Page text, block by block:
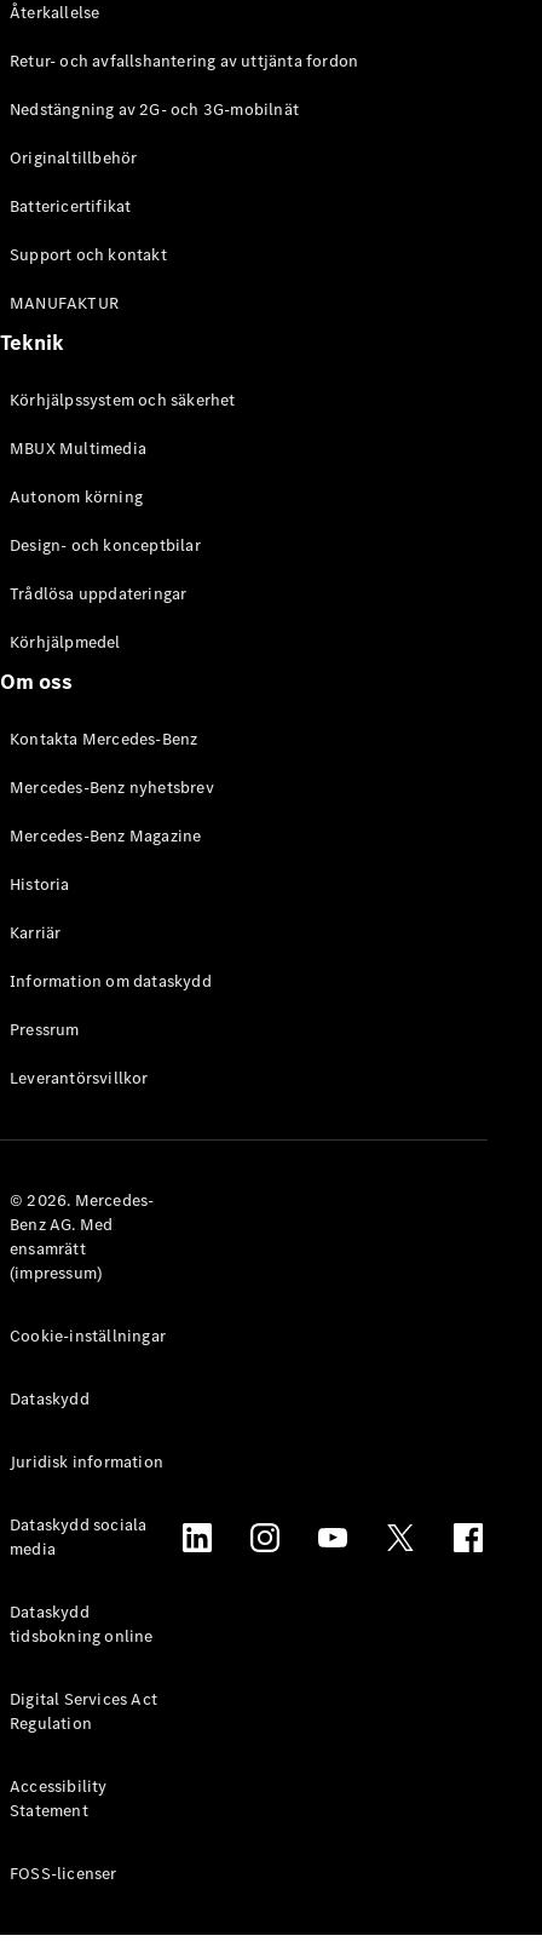
Benz Online
Store
Cabriolet / Roadster
CLE
Mercedes-
Roadster
Maybach SL
Monogram
Series
Store
VLE Elektrisk
Mercedes-
Familjebilar
van
Marco Polo
Marco Polo
Horizon
Konfigurator
Store
Återkallelse
Retur- och avfallshantering av uttjänta fordon
Nedstängning av 2G- och 3G-mobilnät
Originaltillbehör
Battericertifikat
Support och kontakt
MANUFAKTUR
Teknik
Körhjälpssystem och säkerhet
MBUX Multimedia
Autonom körning
Design- och konceptbilar
Trådlösa uppdateringar
Körhjälpmedel
Om oss
Kontakta Mercedes-Benz
Mercedes-Benz nyhetsbrev
Mercedes-Benz Magazine
Historia
Karriär
Information om dataskydd
Pressrum
Leverantörsvillkor
© 2026. Mercedes-
Benz AG. Med
ensamrätt
(impressum)
Cookie-inställningar
Dataskydd
Juridisk information
Dataskydd sociala
media
Dataskydd
tidsbokning online
Digital Services Act
Regulation
Accessibility
Statement
FOSS-licenser